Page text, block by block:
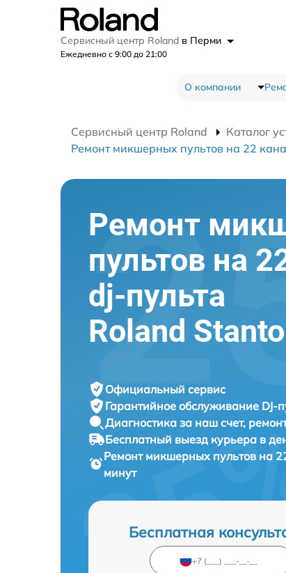
Сервисный центр Roland в Перми
Ежедневно с 9:00 до 21:00
О компании
Сервисный центр Roland Каталог
Ремонт микшерных пультов на 22
Ремонт
пультов на
dj-пульта
Roland
Официальный сервис
Гарантийное обслуживание DJ-
Диагностика за наш счет,
Бесплатный выезд курьера в
Ремонт микшерных пультов на
минут
Бесплатная